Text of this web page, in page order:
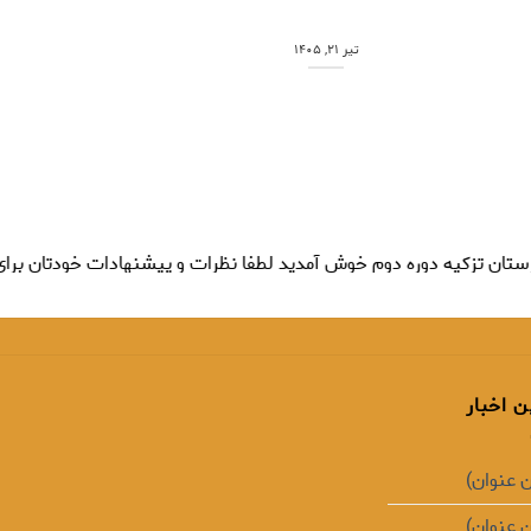
تیر ۲۱, ۱۴۰۵
تزکیه دوره دوم خوش آمدید لطفا نظرات و پیشنهادات خودتان
اخبار
عنوان)